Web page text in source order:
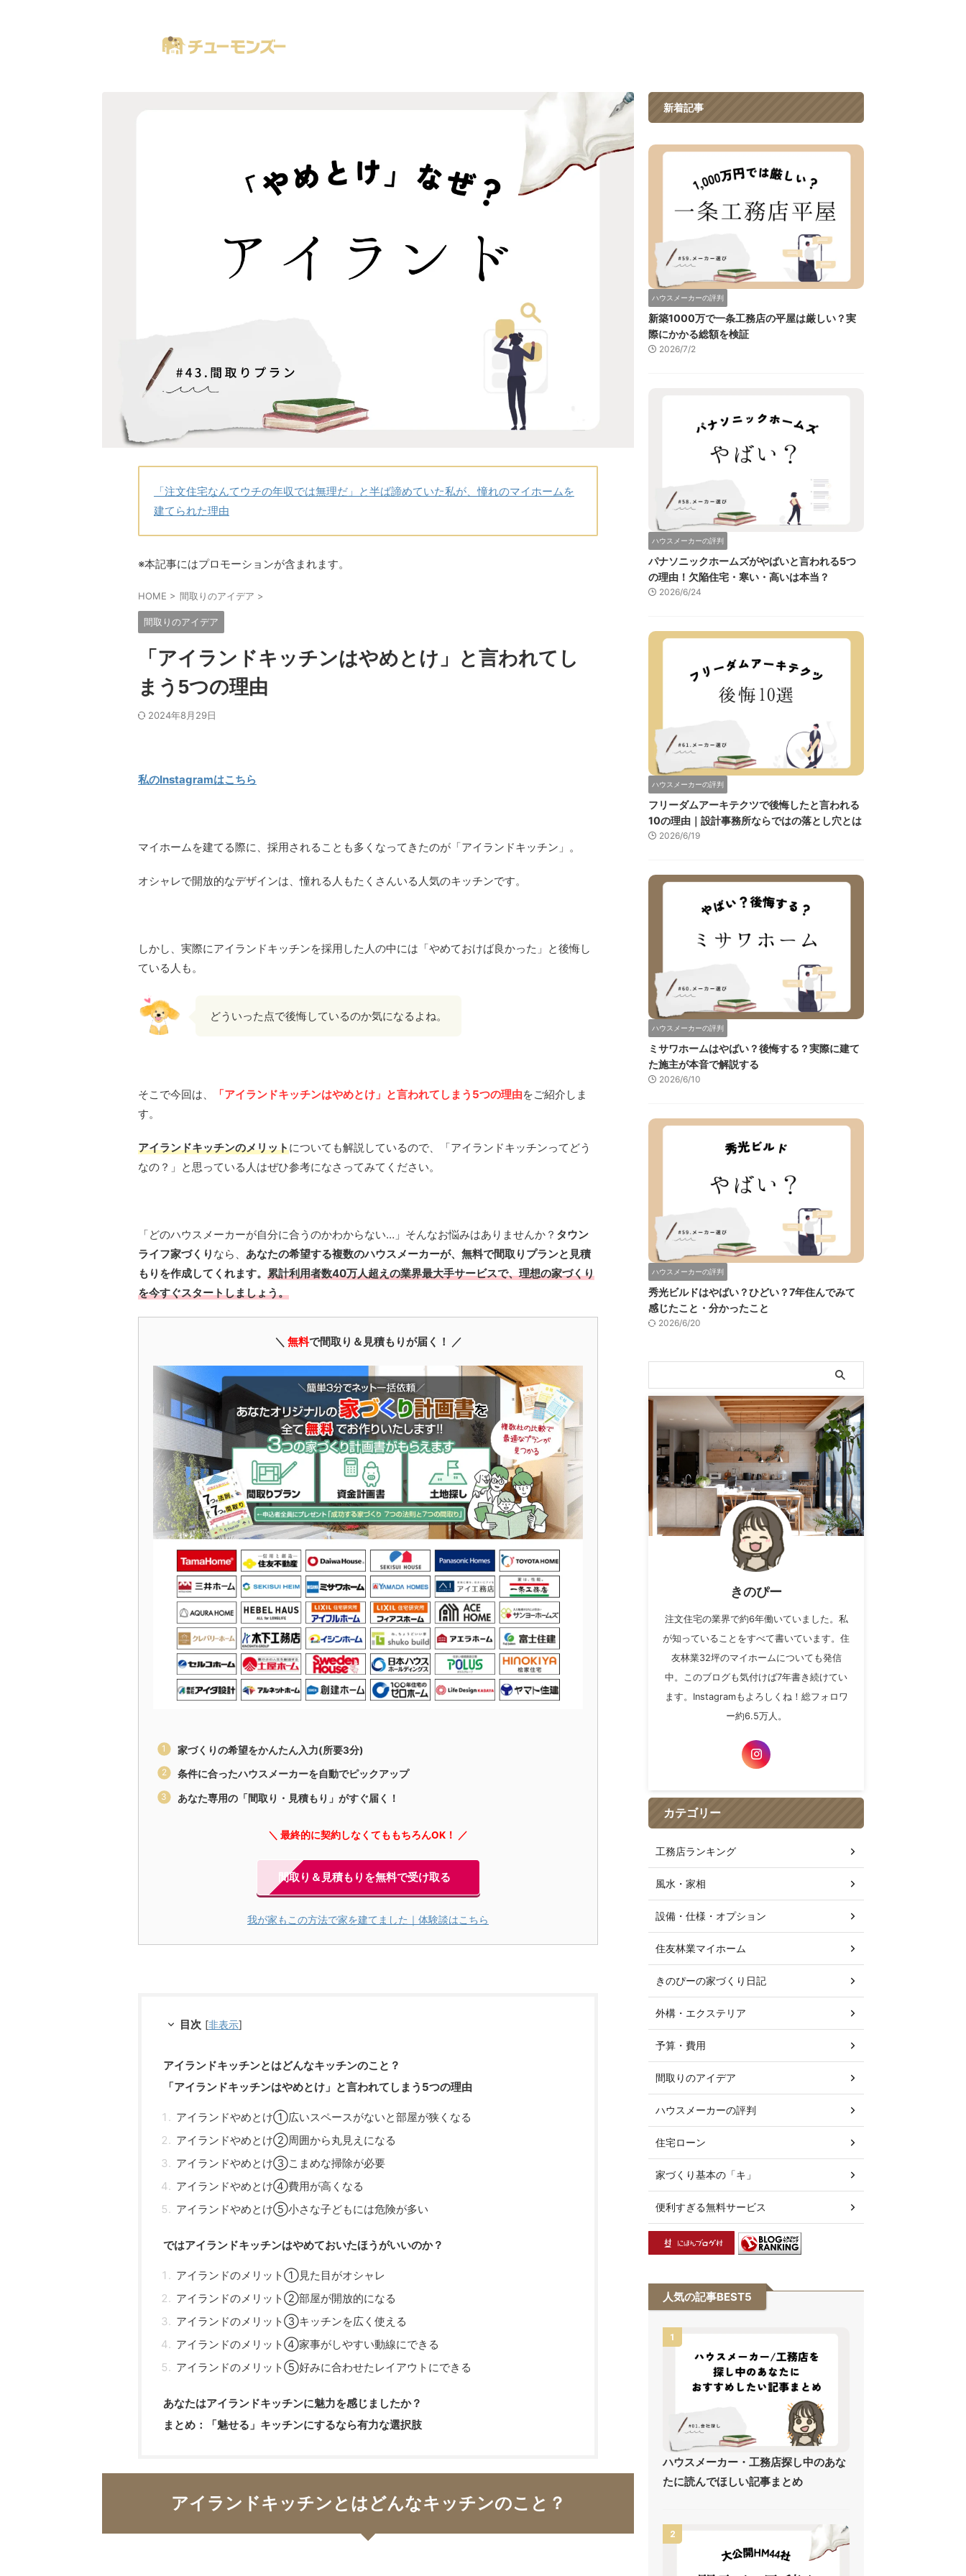
「注文住宅なんてウチの年収では無理だ」と半ば諦めていた私が、憧れのマイホームを
建てられた理由
※本記事にはプロモーションが含まれます。
HOME > 間取りのアイデア >
間取りのアイデア
「アイランドキッチンはやめとけ」と言われてし
まう5つの理由
2024年8月29日
私のInstagramはこちら
マイホームを建てる際に、採用されることも多くなってきたのが「アイランドキッチン」。
オシャレで開放的なデザインは、憧れる人もたくさんいる人気のキッチンです。
しかし、実際にアイランドキッチンを採用した人の中には「やめておけば良かった」と後悔し
ている人も。
どういった点で後悔しているのか気になるよね。
そこで今回は、 「アイランドキッチンはやめとけ」と言われてしまう5つの理由をご紹介しま
す。
アイランドキッチンのメリットについても解説しているので、「アイランドキッチンってどう
なの？」と思っている人はぜひ参考になさってみてください。
「どのハウスメーカーが自分に合うのかわからない…」そんなお悩みはありませんか？ タウン
ライフ家づくり なら、 あなたの希望する複数のハウスメーカーが、無料で間取りプランと見積
もりを作成してくれます。 累計利用者数40万人超えの業界最大手サービスで、理想の家づくり
を今すぐスタートしましょう。
＼ 無料で間取り＆見積もりが届く！ ／
家づくりの希望をかんたん入力(所要3分)
条件に合ったハウスメーカーを自動でピックアップ
あなた専用の「間取り・見積もり」がすぐ届く！
＼ 最終的に契約しなくてももちろんOK！ ／
間取り＆見積もりを無料で受け取る
我が家もこの方法で家を建てました｜体験談はこちら
目次 [非表示]
アイランドキッチンとはどんなキッチンのこと？
「アイランドキッチンはやめとけ」と言われてしまう5つの理由
アイランドやめとけ①広いスペースがないと部屋が狭くなる
アイランドやめとけ②周囲から丸見えになる
アイランドやめとけ③こまめな掃除が必要
アイランドやめとけ④費用が高くなる
アイランドやめとけ⑤小さな子どもには危険が多い
ではアイランドキッチンはやめておいたほうがいいのか？
アイランドのメリット①見た目がオシャレ
アイランドのメリット②部屋が開放的になる
アイランドのメリット③キッチンを広く使える
アイランドのメリット④家事がしやすい動線にできる
アイランドのメリット⑤好みに合わせたレイアウトにできる
あなたはアイランドキッチンに魅力を感じましたか？
まとめ：「魅せる」キッチンにするなら有力な選択肢
アイランドキッチンとはどんなキッチンのこと？
新着記事
ハウスメーカーの評判
新築1000万で一条工務店の平屋は厳しい？実
際にかかる総額を検証
2026/7/2
ハウスメーカーの評判
パナソニックホームズがやばいと言われる5つ
の理由！欠陥住宅・寒い・高いは本当？
2026/6/24
ハウスメーカーの評判
フリーダムアーキテクツで後悔したと言われる
10の理由｜設計事務所ならではの落とし穴とは
2026/6/19
ハウスメーカーの評判
ミサワホームはやばい？後悔する？実際に建て
た施主が本音で解説する
2026/6/10
ハウスメーカーの評判
秀光ビルドはやばい？ひどい？7年住んでみて
感じたこと・分かったこと
2026/6/20
きのぴー
注文住宅の業界で約6年働いていました。私
が知っていることをすべて書いています。住
友林業32坪のマイホームについても発信
中。このブログも気付けば7年書き続けてい
ます。Instagramもよろしくね！総フォロワ
ー約6.5万人。
カテゴリー
工務店ランキング
風水・家相
設備・仕様・オプション
住友林業マイホーム
きのぴーの家づくり日記
外構・エクステリア
予算・費用
間取りのアイデア
ハウスメーカーの評判
住宅ローン
家づくり基本の「キ」
便利すぎる無料サービス
人気の記事BEST5
1
ハウスメーカー・工務店探し中のあな
たに読んでほしい記事まとめ
2